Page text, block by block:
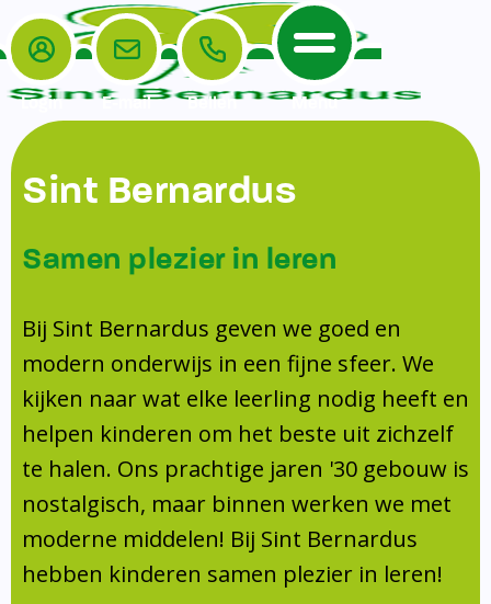
Home
De School
Veiligheidsplan
Onderwijs
Leerlingenraad
Leerlingenzorg
Doorstroomtoets
Jeugdprofessional op school
Centrum Jeugd en Gezin
Schoollogopedie
schoolondersteuningsprofiel
Schooltijden
Absentie
Vakanties
Aanmelden
Het Team
Ouders
Ouders
TussenSchoolse Opvang (TSO)
Ouderraad (OR)
Medezeggenschapsraad (MR)
Formulieren
Klachtenregeling
Contact
Login E-mail Bellen Menu
Sint Bernardus
Samen plezier in leren
Bij Sint Bernardus geven we goed en
modern onderwijs in een fijne sfeer. We
kijken naar wat elke leerling nodig heeft en
helpen kinderen om het beste uit zichzelf
te halen. Ons prachtige jaren '30 gebouw is
nostalgisch, maar binnen werken we met
moderne middelen! Bij Sint Bernardus
hebben kinderen samen plezier in leren!